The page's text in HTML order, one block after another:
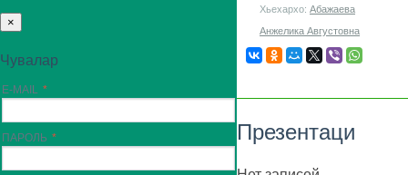
×
Чувалар
E-MAIL
ПАРОЛЬ
Хьехархо: Абажаева
Анжелика Августовна
Презентаци